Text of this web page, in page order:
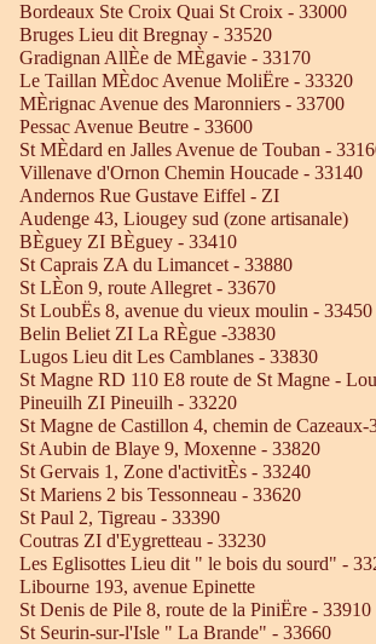
Bordeaux Ste Croix Quai St Croix - 33000
Bruges Lieu dit Bregnay - 33520
Gradignan AllÈe de MÈgavie - 33170
Le Taillan MÈdoc Avenue MoliËre - 33320
MÈrignac Avenue des Maronniers - 33700
Pessac Avenue Beutre - 33600
St MÈdard en Jalles Avenue de Touban -
Villenave d'Ornon Chemin Houcade - 33140
Andernos Rue Gustave Eiffel - ZI
Audenge 43, Liougey sud (zone artisanale)
BÈguey ZI BÈguey - 33410
St Caprais ZA du Limancet - 33880
St LÈon 9, route Allegret - 33670
St LoubËs 8, avenue du vieux moulin - 33450
Belin Beliet ZI La RÈgue -33830
Lugos Lieu dit Les Camblanes - 33830
St Magne RD 110 E8 route de St Magne -
Pineuilh ZI Pineuilh - 33220
St Magne de Castillon 4, chemin de Cazeaux-
St Aubin de Blaye 9, Moxenne - 33820
St Gervais 1, Zone d'activitÈs - 33240
St Mariens 2 bis Tessonneau - 33620
St Paul 2, Tigreau - 33390
Coutras ZI d'Eygretteau - 33230
Les Eglisottes Lieu dit " le bois du sourd" -
Libourne 193, avenue Epinette
St Denis de Pile 8, route de la PiniËre - 33910
St Seurin-sur-l'Isle " La Brande" - 33660